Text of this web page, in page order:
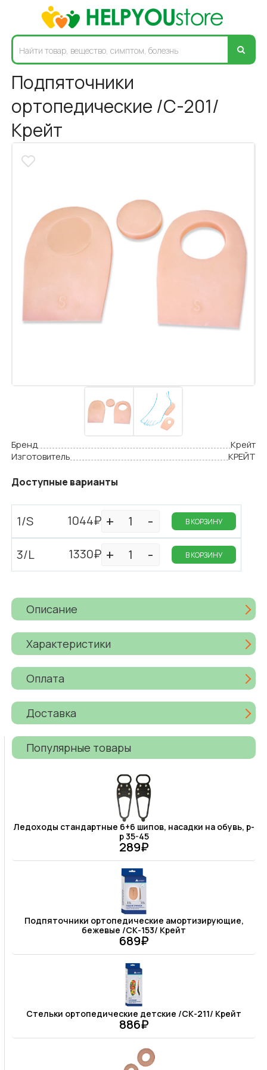
Подпяточники
ортопедические /С-201/
Крейт
Бренд
Крейт
Изготовитель
КРЕЙТ
Доступные варианты
1/S 1044₽ В КОРЗИНУ
3/L 1330₽ В КОРЗИНУ
Описание
Характеристики
Оплата
Доставка
Популярные товары
Ледоходы стандартные 6+6 шипов, насадки на обувь, р-
р 35-45
289₽
Подпяточники ортопедические амортизирующие,
бежевые /СК-153/ Крейт
689₽
Стельки ортопедические детские /СК-211/ Крейт
886₽